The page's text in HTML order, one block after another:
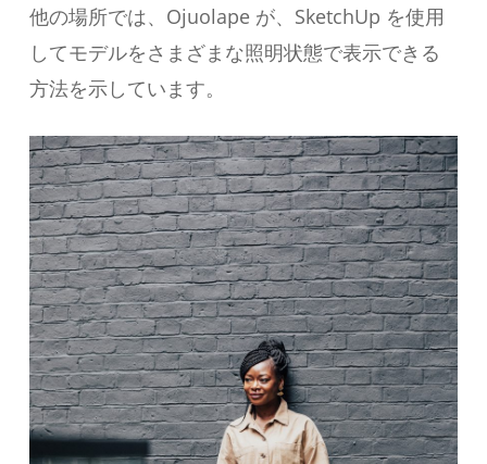
他の場所では、Ojuolape が、SketchUp を使用
してモデルをさまざまな照明状態で表示できる
方法を示しています。